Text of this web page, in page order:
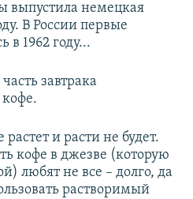
выпустила немецкая
В России первые
в 1962 году...
завтрака
и расти не будет.
кофе в джезве (которую
любят не все – долго, да
растворимый